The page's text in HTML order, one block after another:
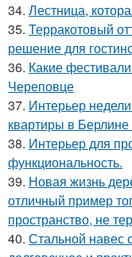
34. Лестница,
35. Терракотовый
решение для
36. Какие
Череповце
37. Интерьер
квартиры в
38. Интерьер для
функциональность.
39. Новая жизнь
отличный пример
пространство, не
40. Стальной навес